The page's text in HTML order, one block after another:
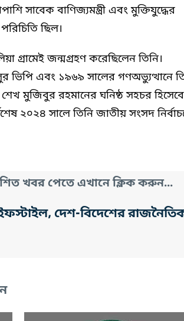
সাবেক বাণিজ্যমন্ত্রী এবং মুক্তিযুদ্ধের
ছিল।
গ্রামেই জন্মগ্রহণ করেছিলেন তিনি।
ভিপি এবং ১৯৬৯ সালের গণঅভ্যুত্থানে
মুজিবুর রহমানের ঘনিষ্ঠ সহচর হিসেবে
২০২৪ সালে তিনি জাতীয় সংসদ
খবর পেতে এখানে ক্লিক করুন...
দেশ-বিদেশের